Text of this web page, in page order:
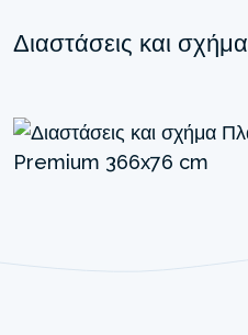
Διαστάσεις και σχήμα